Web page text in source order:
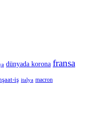
dünyada korona fransa
iş italya macron